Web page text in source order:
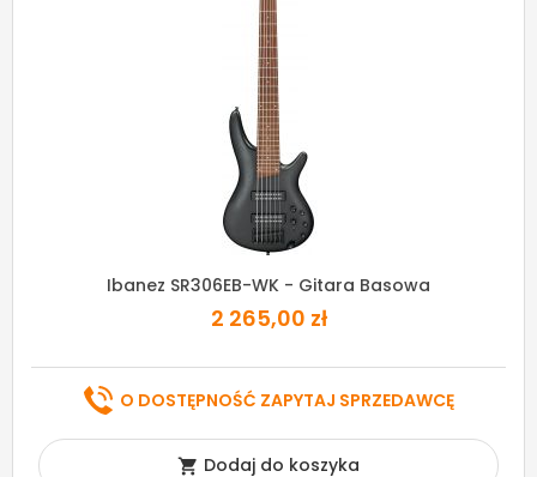
Ibanez SR306EB-WK - Gitara Basowa
2 265,00 zł
O DOSTĘPNOŚĆ ZAPYTAJ SPRZEDAWCĘ
 Dodaj do koszyka